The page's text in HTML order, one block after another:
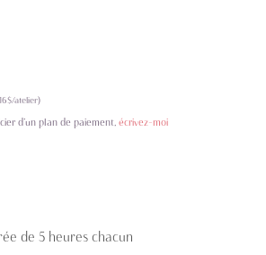
atelier)
d’un plan de paiement, écrivez-moi
de 5 heures chacun